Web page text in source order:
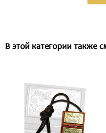
В этой категории также